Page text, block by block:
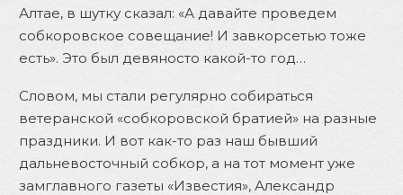
Алтае, в шутку сказал: «А давайте проведем
собкоровское совещание! И завкорсетью тоже
есть». Это был девяносто какой-то год…
Словом, мы стали регулярно собираться
ветеранской «собкоровской братией» на разные
праздники. И вот как-то раз наш бывший
дальневосточный собкор, а на тот момент уже
замглавного газеты «Известия», Александр